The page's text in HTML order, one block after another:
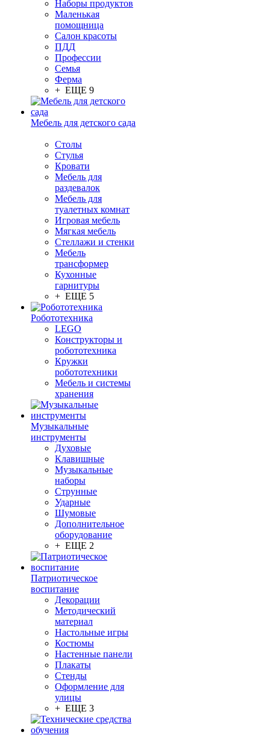
Наборы продуктов
Маленькая
помощница
Салон красоты
ПДД
Профессии
Семья
Ферма
+ ЕЩЕ 9
Мебель для детского сада
Столы
Cтулья
Кровати
Мебель для
раздевалок
Мебель для
туалетных комнат
Игровая мебель
Мягкая мебель
Стеллажи и стенки
Мебель
трансформер
Кухонные
гарнитуры
+ ЕЩЕ 5
Робототехника
LEGO
Конструкторы и
робототехника
Кружки
робототехники
Мебель и системы
хранения
Музыкальные
инструменты
Духовые
Клавишные
Музыкальные
наборы
Струнные
Ударные
Шумовые
Дополнительное
оборудование
+ ЕЩЕ 2
Патриотическое
воспитание
Декорации
Методический
материал
Настольные игры
Костюмы
Настенные панели
Плакаты
Стенды
Оформление для
улицы
+ ЕЩЕ 3